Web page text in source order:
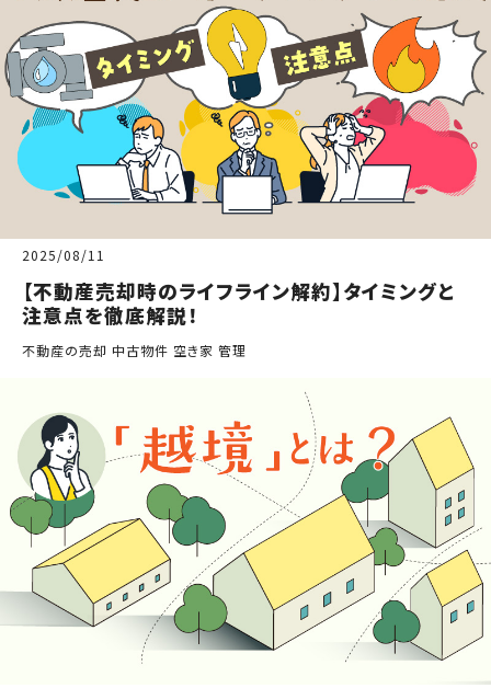
2025/08/11
【不動産売却時のライフライン解約】タイミングと
注意点を徹底解説！
不動産の売却 中古物件 空き家 管理